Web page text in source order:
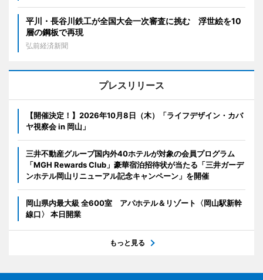
平川・長谷川鉄工が全国大会一次審査に挑む 浮世絵を10
層の鋼板で再現
弘前経済新聞
プレスリリース
【開催決定！】2026年10月8日（木）「ライフデザイン・カバ
ヤ視察会 in 岡山」
三井不動産グループ国内外40ホテルが対象の会員プログラム
「MGH Rewards Club」豪華宿泊招待状が当たる「三井ガーデ
ンホテル岡山リニューアル記念キャンペーン」を開催
岡山県内最大級 全600室 アパホテル＆リゾート〈岡山駅新幹
線口〉 本日開業
もっと見る